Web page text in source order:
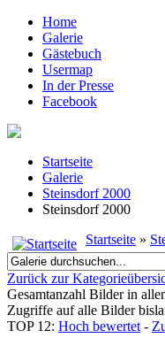
Home
Galerie
Gästebuch
Usermap
In der Presse
Facebook
Startseite
Galerie
Steinsdorf 2000
Steinsdorf 2000
Startseite »
Zurück zur
Gesamtanzahl Bilder in
Zugriffe auf alle Bilder
TOP 12: Hoch bewertet -